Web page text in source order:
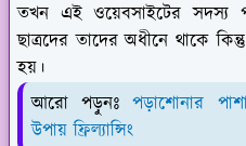
তখন এই ওয়েবসাইটের সদস্য পদ
ছাত্রদের তাদের অধীনে থাকে
হয়।
আরো পড়ুনঃপড়াশোনার
উপায় ফ্রিল্যান্সিং